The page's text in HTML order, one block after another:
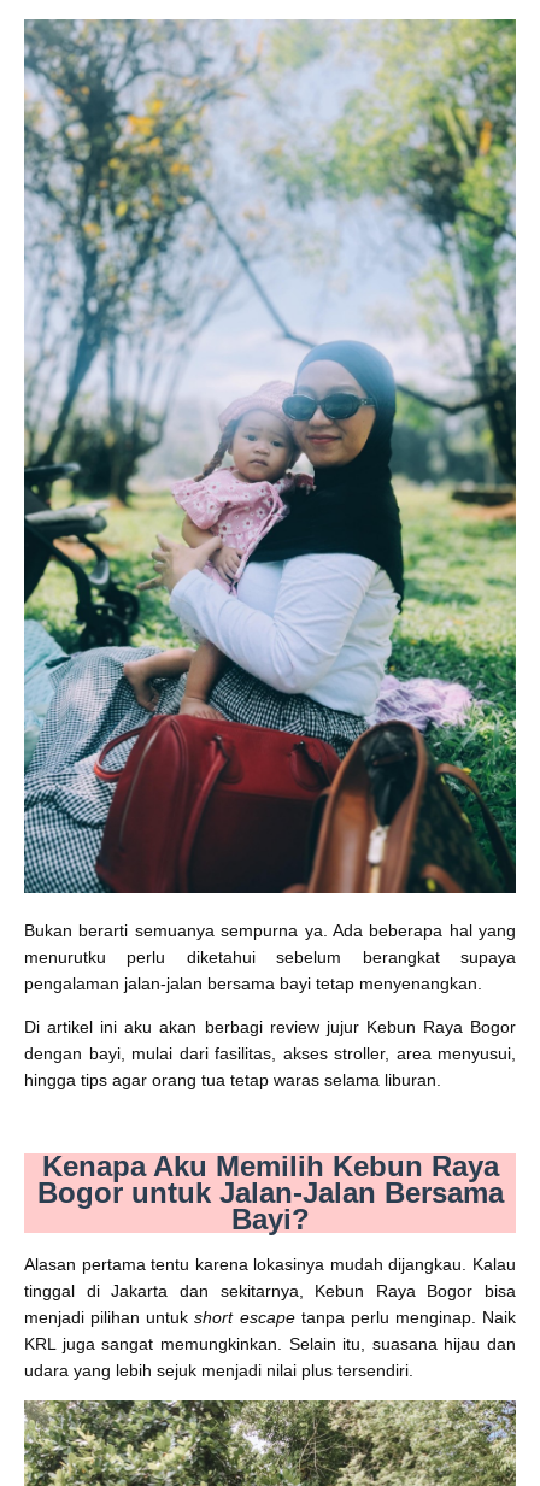
Bukan berarti semuanya sempurna ya. Ada beberapa hal yang
menurutku perlu diketahui sebelum berangkat supaya
pengalaman jalan-jalan bersama bayi tetap menyenangkan.
Di artikel ini aku akan berbagi review jujur Kebun Raya Bogor
dengan bayi, mulai dari fasilitas, akses stroller, area menyusui,
hingga tips agar orang tua tetap waras selama liburan.
Kenapa Aku Memilih Kebun Raya
Bogor untuk Jalan-Jalan Bersama
Bayi?
Alasan pertama tentu karena lokasinya mudah dijangkau. Kalau
tinggal di Jakarta dan sekitarnya, Kebun Raya Bogor bisa
menjadi pilihan untukshort escapetanpa perlu menginap. Naik
KRL juga sangat memungkinkan. Selain itu, suasana hijau dan
udara yang lebih sejuk menjadi nilai plus tersendiri.